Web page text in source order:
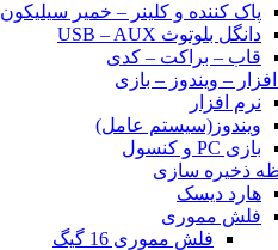
پاک کننده و کلینر – خمیر سیلیکون
دانگل بلوتوث USB – AUX
قاب – براکت – کدی
– ویندوز – بازی
نرم افزار
ویندوز(سیستم عامل)
بازی PC و کنسول
ذخیره سازی
هارد دیسک
فلش مموری
فلش مموری 16 گیگ